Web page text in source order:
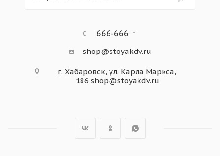
666-666
shop@stoyakdv.ru
г. Хабаровск, ул. Карла Маркса,
186 shop@stoyakdv.ru